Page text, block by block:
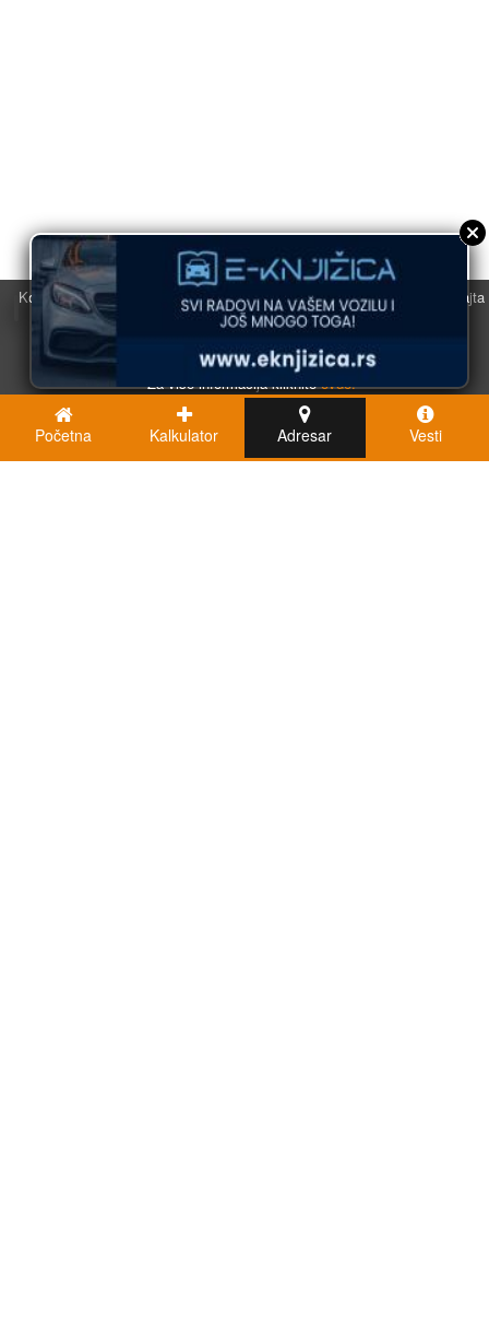
Koristimo kolačiće u svrhu boljeg korisničkog iskustva. Korišćenjem sajta
saglasni ste sa njihovom upotrebom.
U redu
Za više informacija klikniteovde.
Početna Kalkulator Adresar Vesti